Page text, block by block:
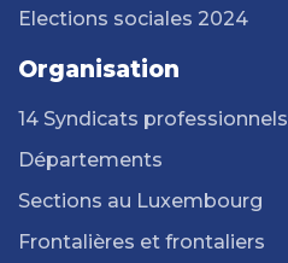
Elections sociales 2024
Organisation
14 Syndicats professionnels
Départements
Sections au Luxembourg
Frontalières et frontaliers